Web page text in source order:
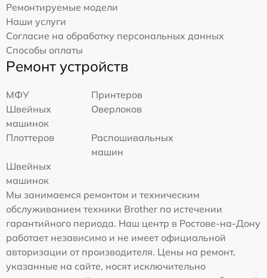
Ремонтируемые модели
Наши услуги
Согласие на обработку персональных данных
Способы оплаты
Ремонт устройств
МФУ
Принтеров
Швейных
машинок
Оверлоков
Плоттеров
Распошивальных
машин
Швейных
машинок
Мы занимаемся ремонтом и техническим
обслуживанием техники Brother по истечении
гарантийного периода. Наш центр в Ростове-на-Дону
работает независимо и не имеет официальной
авторизации от производителя. Цены на ремонт,
указанные на сайте, носят исключительно